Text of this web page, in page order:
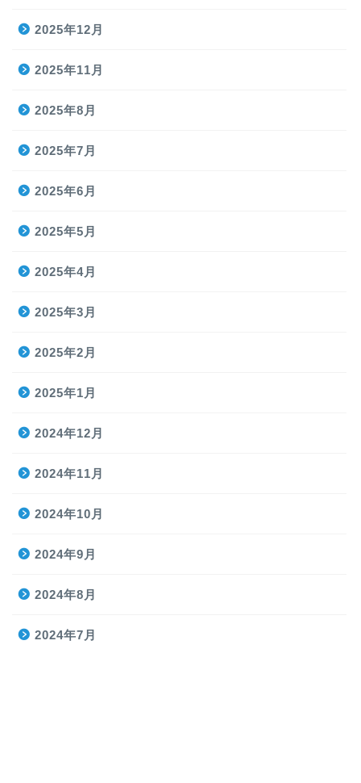
2025年12月
2025年11月
2025年8月
2025年7月
2025年6月
2025年5月
2025年4月
2025年3月
2025年2月
2025年1月
2024年12月
2024年11月
2024年10月
2024年9月
2024年8月
2024年7月